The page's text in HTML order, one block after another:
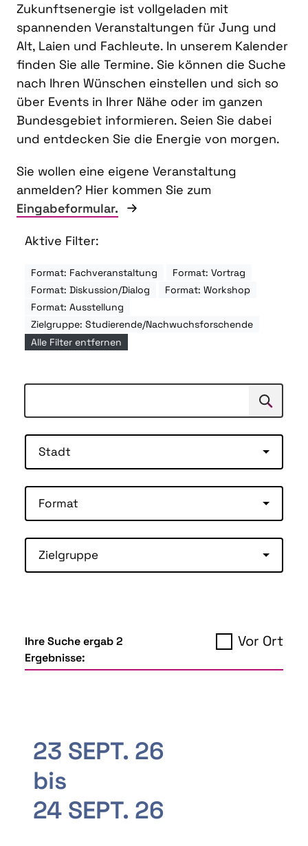
Zukunftsenergie ist vollgeladen mit
spannenden Veranstaltungen für Jung und
Alt, Laien und Fachleute. In unserem Kalender
finden Sie alle Termine. Sie können die Suche
nach Ihren Wünschen einstellen und sich so
über Events in Ihrer Nähe oder im ganzen
Bundesgebiet informieren. Seien Sie dabei
und entdecken Sie die Energie von morgen.
Sie wollen eine eigene Veranstaltung
anmelden? Hier kommen Sie zum
Eingabeformular.
Aktive Filter:
Format: Fachveranstaltung
Format: Vortrag
Format: Diskussion/Dialog
Format: Workshop
Format: Ausstellung
Zielgruppe: Studierende/Nachwuchsforschende
Alle Filter entfernen
Suchen
Stadt
Format
Zielgruppe
Ihre Suche ergab 2
Ergebnisse:
Vor Ort
23 SEPT. 26
bis
24 SEPT. 26